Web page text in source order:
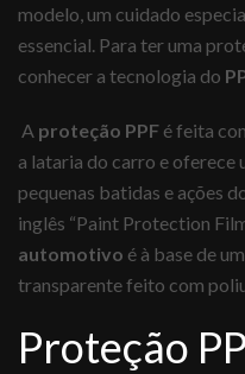
modelo, um cuidado
essencial. Para ter uma
conhecer a tecnologia do
A proteção PPF é feita
a lataria do carro e oferece
pequenas batidas e ações
inglês “Paint Protection
automotivo é à base de
transparente feito com
Proteção